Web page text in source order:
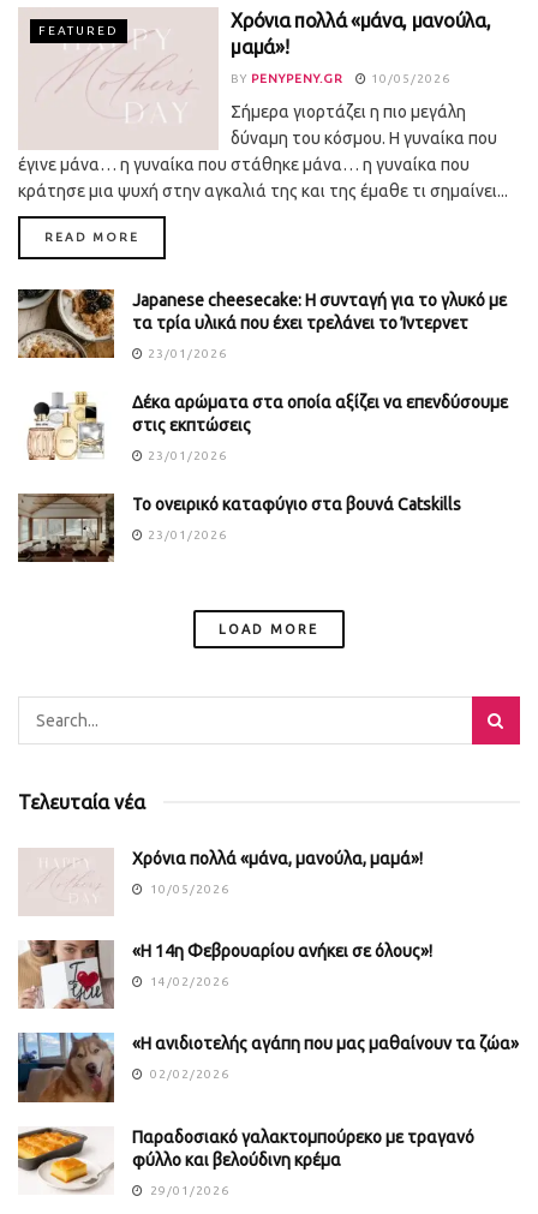
FEATURED
Χρόνια πολλά «μάνα, μανούλα,
μαμά»!
BY PENYPENY.GR 10/05/2026
Σήμερα γιορτάζει η πιο μεγάλη
δύναμη του κόσμου. Η γυναίκα που
έγινε μάνα… η γυναίκα που στάθηκε μάνα… η γυναίκα που
κράτησε μια ψυχή στην αγκαλιά της και της έμαθε τι σημαίνει...
READ MORE
Japanese cheesecake: Η συνταγή για το γλυκό με
τα τρία υλικά που έχει τρελάνει το Ίντερνετ
23/01/2026
Δέκα αρώματα στα οποία αξίζει να επενδύσουμε
στις εκπτώσεις
23/01/2026
Το ονειρικό καταφύγιο στα βουνά Catskills
23/01/2026
LOAD MORE
Τελευταία νέα
Χρόνια πολλά «μάνα, μανούλα, μαμά»!
10/05/2026
«Η 14η Φεβρουαρίου ανήκει σε όλους»!
14/02/2026
«Η ανιδιοτελής αγάπη που μας μαθαίνουν τα ζώα»
02/02/2026
Παραδοσιακό γαλακτομπούρεκο με τραγανό
φύλλο και βελούδινη κρέμα
29/01/2026